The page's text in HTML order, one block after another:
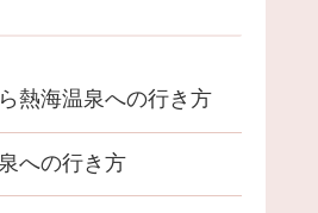
熱海温泉への行き方
への行き方